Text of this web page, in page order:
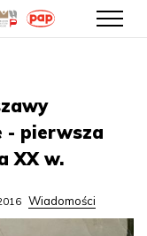
- pierwsza
XX w.
Wiadomości